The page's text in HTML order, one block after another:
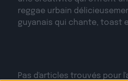
reggae urbain
guyanais qui chante, toast
Pas d'articles trouvés pour